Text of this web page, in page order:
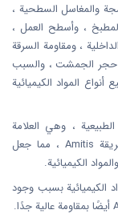
والمغاسل السطحية ،
، وأسطح العمل ،
، ومقاومة السرقة
حجر الجمشت ، والسبب
المواد الكيميائية
، وهي العلامة
التجارية الوحيدة في السوق التي تستخدم هذه الطريقة Amitis ، مما جعل
الكيميائية بسبب وجود